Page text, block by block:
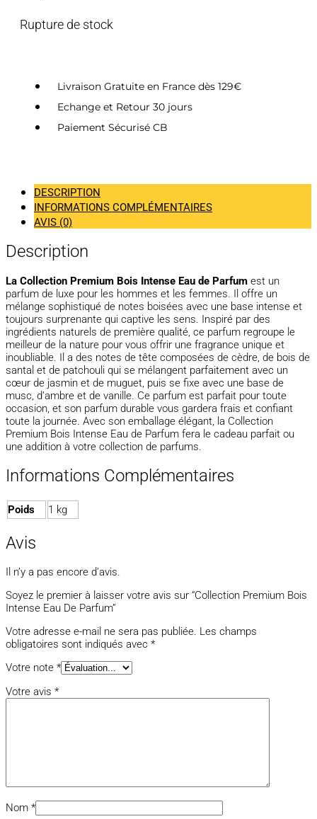
Rupture de stock
Livraison Gratuite en France dès 129€
Echange et Retour 30 jours
Paiement Sécurisé CB
DESCRIPTION
INFORMATIONS COMPLÉMENTAIRES
AVIS (0)
Description
La Collection Premium Bois Intense Eau de Parfum est un
parfum de luxe pour les hommes et les femmes. Il offre un
mélange sophistiqué de notes boisées avec une base intense et
toujours surprenante qui captive les sens. Inspiré par des
ingrédients naturels de première qualité, ce parfum regroupe le
meilleur de la nature pour vous offrir une fragrance unique et
inoubliable. Il a des notes de tête composées de cèdre, de bois de
santal et de patchouli qui se mélangent parfaitement avec un
cœur de jasmin et de muguet, puis se fixe avec une base de
musc, d’ambre et de vanille. Ce parfum est parfait pour toute
occasion, et son parfum durable vous gardera frais et confiant
toute la journée. Avec son emballage élégant, la Collection
Premium Bois Intense Eau de Parfum fera le cadeau parfait ou
une addition à votre collection de parfums.
Informations Complémentaires
Poids 1 kg
Avis
Il n’y a pas encore d’avis.
Soyez le premier à laisser votre avis sur “Collection Premium Bois
Intense Eau De Parfum”
Votre adresse e-mail ne sera pas publiée. Les champs
obligatoires sont indiqués avec *
Votre note *
Votre avis *
Nom *